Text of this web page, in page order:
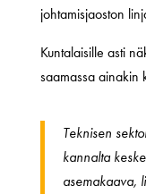
johtamisjaoston
Kuntalaisille asti
saamassa ainakin
Teknisen
kannalta
asemakaava,